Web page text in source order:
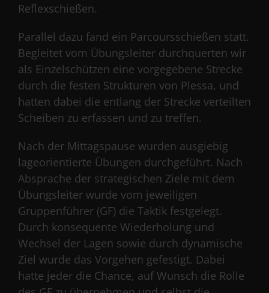
Reflexschießen.
Parallel dazu fand ein Parcoursschießen statt.
Begleitet vom Übungsleiter durchquerten wir
als Einzelschützen eine vorgegebene Strecke
durch die festen Strukturen von Plessa, und
hatten dabei die entlang der Strecke verteilten
Scheiben zu erfassen und zu treffen.
Nach der Mittagspause wurden ausgiebig
lageorientierte Übungen durchgeführt. Nach
Absprache der strategischen Ziele mit dem
Übungsleiter wurde vom jeweiligen
Gruppenführer (GF) die Taktik festgelegt.
Durch konsequente Wiederholung und
Wechsel der Lagen sowie durch dynamische
Ziel wurde das Vorgehen gefestigt. Dabei
hatte jeder die Chance, auf Wunsch die Rolle